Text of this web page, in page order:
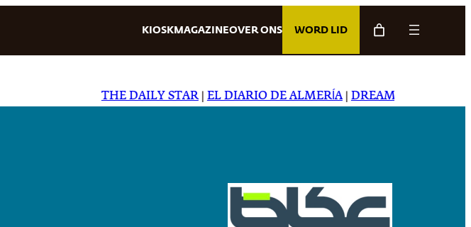
KIOSK MAGAZINEOVER ONS WORD LID
THE DAILY STAR|EL DIARIO DE ALMERÍA|DREAMING IN JAPANESE